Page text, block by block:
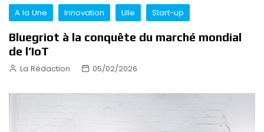
A la Une Innovation Lille Start-up
Bluegriot à la conquête du marché mondial
de l’IoT
La Rédaction 05/02/2026